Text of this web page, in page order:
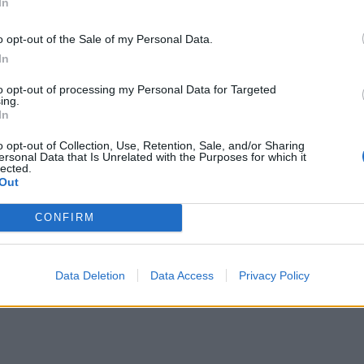
opt-out of the Sale of my Personal Data.
opt-out of processing my Personal Data for Targeted
opt-out of Collection, Use, Retention, Sale, and/or Sharing
Data that Is Unrelated with the Purposes for which it
CONFIRM
Data Deletion Data Access Privacy Policy